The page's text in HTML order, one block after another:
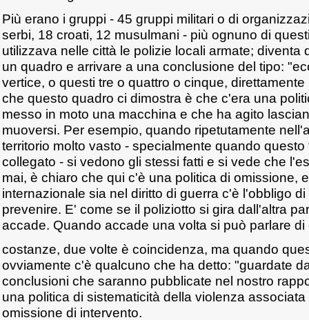
Più erano i gruppi - 45 gruppi militari o di
serbi, 18 croati, 12 musulmani - più ognuno di
utilizzava nelle città le polizie locali armate; diventa
un quadro e arrivare a una conclusione del tipo:
vertice, o questi tre o quattro o cinque,
che questo quadro ci dimostra è che c'era una
messo in moto una macchina e che ha agito
muoversi. Per esempio, quando ripetutamente
territorio molto vasto - specialmente quando questo
collegato - si vedono gli stessi fatti e si vede che
mai, è chiaro che qui c'è una politica di omissione,
internazionale sia nel diritto di guerra c'è l'obbligo
prevenire. E' come se il poliziotto si gira dall'altra
accade. Quando accade una volta si può parlare di
costanze, due volte è coincidenza, ma quando
ovviamente c'è qualcuno che ha detto: "guardate
conclusioni che saranno pubblicate nel nostro
una politica di sistematicità della violenza
omissione di intervento.